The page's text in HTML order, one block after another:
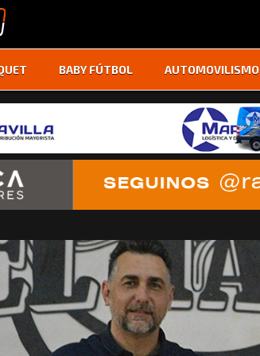
BABY FÚTBOL AUTOMOVILISMO